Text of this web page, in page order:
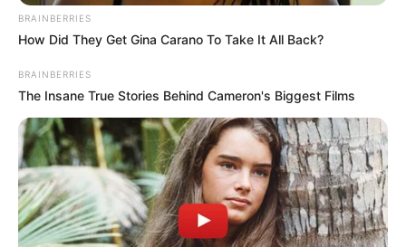
8 – 5 – 14 – 1 – 7 – 13 – 6 – 4 / (2)
Générez vos tickets Quinté
Tiercé avec notre Logiciel 100%
gratuit ou en version Spot.
Obtenez vos ticketsQuinté+ ou Tiercé avec notre
logiciel intégré ou la meilleure version Spot du
Web, les deux systèmes sont basés sur les meilleurs
pronostics de la presse du PMU PLAY.100%
BRAINBERRIES
How Did They Get Gina Carano To Take It All Back?
BRAINBERRIES
The Insane True Stories Behind Cameron's Biggest Films